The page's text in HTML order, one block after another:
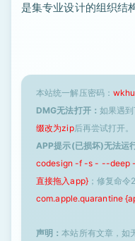
是集专业设计的组织结
本站统一解压密码：
DMG无法打开： 如果遇
缀改为zip后再尝试打开。
APP提示(已损坏)无法运
codesign -f -s - --deep
直接拖入app}；修复命令2
com.apple.quarantine
声明：本站所有文章，如